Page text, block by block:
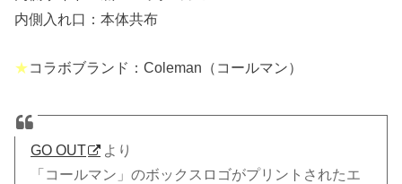
内側入れ口：本体共布
★コラボブランド：Coleman（コールマン）
GO OUT
より
「コールマン」のボックスロゴがプリントされたエ